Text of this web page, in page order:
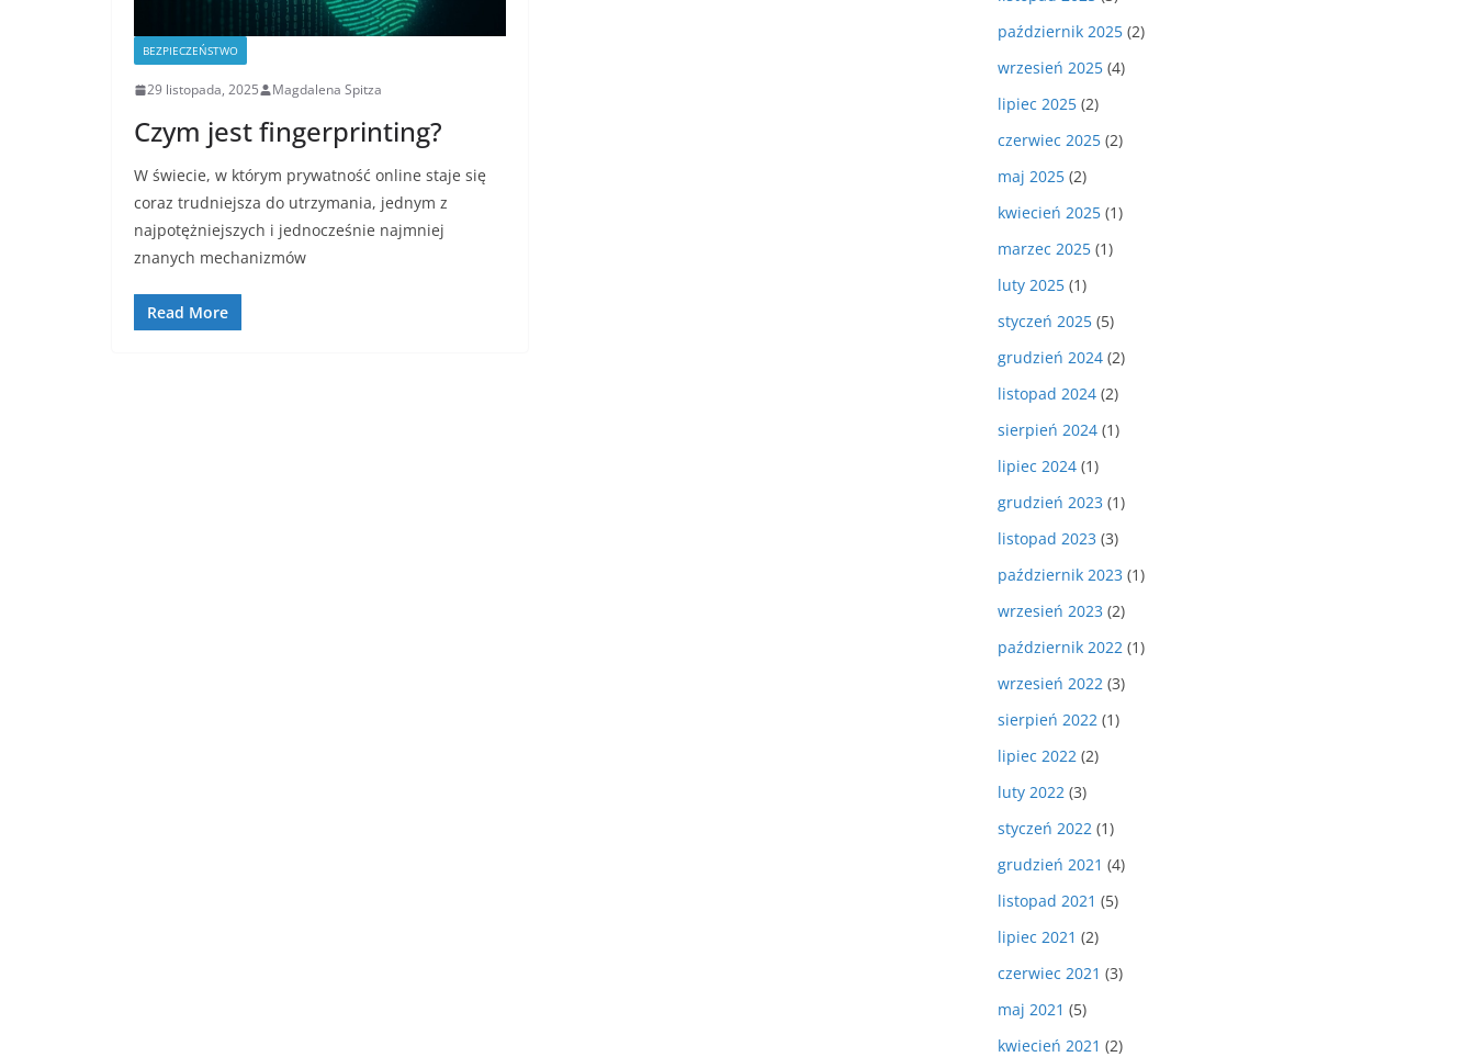
BEZPIECZEŃSTWO
29 listopada, 2025 Magdalena Spitza
Czym jest fingerprinting?
W świecie, w którym prywatność online staje się
coraz trudniejsza do utrzymania, jednym z
najpotężniejszych i jednocześnie najmniej
znanych mechanizmów
Read More
październik 2025 (2)
wrzesień 2025 (4)
lipiec 2025 (2)
czerwiec 2025 (2)
maj 2025 (2)
kwiecień 2025 (1)
marzec 2025 (1)
luty 2025 (1)
styczeń 2025 (5)
grudzień 2024 (2)
listopad 2024 (2)
sierpień 2024 (1)
lipiec 2024 (1)
grudzień 2023 (1)
listopad 2023 (3)
październik 2023 (1)
wrzesień 2023 (2)
październik 2022 (1)
wrzesień 2022 (3)
sierpień 2022 (1)
lipiec 2022 (2)
luty 2022 (3)
styczeń 2022 (1)
grudzień 2021 (4)
listopad 2021 (5)
lipiec 2021 (2)
czerwiec 2021 (3)
maj 2021 (5)
kwiecień 2021 (2)